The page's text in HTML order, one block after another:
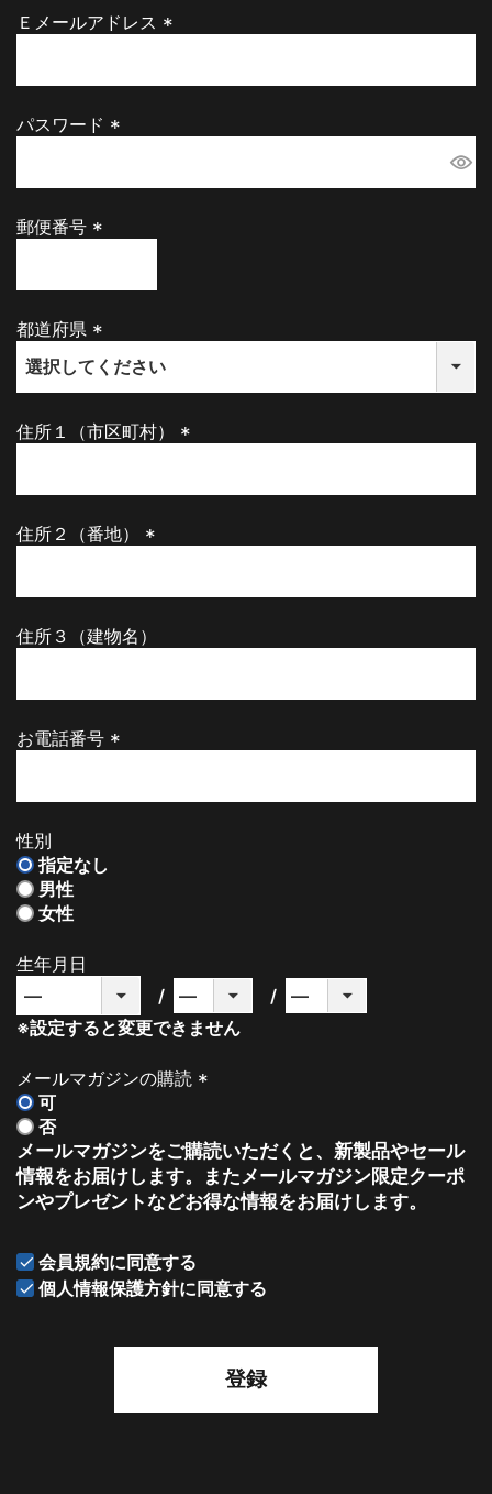
)
Ｅメールアドレス
パスワード
郵便番号
)
都道府県
(
必
)
住所１（市区町村）
住所２（番地）
)
住所３（建物名）
お電話番号
性別
指定なし
男性
女性
生年月日
※設定すると変更できません
メールマガジンの購読
須
可
否
メールマガジンをご購読いただくと、新製品やセール
情報をお届けします。またメールマガジン限定クーポ
ンやプレゼントなどお得な情報をお届けします。
会員規約に同意する
個人情報保護方針に同意する
登録